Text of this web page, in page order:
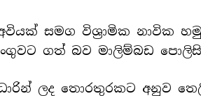
සමග විශ්‍රාමික නාවික
ගත් බව මාලිම්බඩ
ලද තොරතුරකට අනුව